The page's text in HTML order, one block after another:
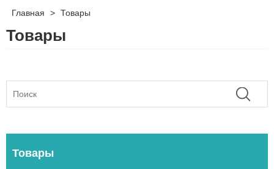
Главная > Товары
Товары
Товары